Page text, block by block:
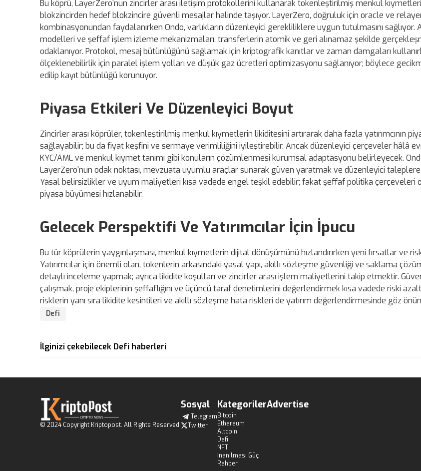
Bu köprü, LayerZero'nun zincirler arası iletişim protokollerini kullanarak tokenleştirilmiş menkul
blokzincirden hedef blokzincire güvenli mesajlar halinde taşıyor. LayerZero, doğruluk için oracle ve
kombinasyonundan faydalanırken Ondo, varlıkların düzenleyici gerekliliklere uygun tutulmasını sağlıyor.
modelleri ve şeffaf işlem izleme mekanizmaları, transferlerin atomik ve geri alınamaz şekilde
odaklanıyor. Protokol, mesaj bütünlüğünü sağlamak için kriptografik kanıtlar ve zaman damgaları
ölçeklenebilirlik için paralel işlem yolları ve düşük gaz ücretleri optimizasyonu sağlanıyor; böylece
edilip kayıt bütünlüğü korunuyor.
Piyasa Etkileri Ve Düzenleyici Boyut
Zincirler arası köprüler, tokenleştirilmiş menkul kıymetlerin likiditesini artırarak daha fazla yatırımcının
sağlayabilir; bu da fiyat keşfini ve sermaye verimliliğini iyileştirebilir. Ancak düzenleyici çerçeveler hâlâ
KYC/AML ve menkul kıymet tanımı gibi konuların çözümlenmesi kurumsal adaptasyonu belirleyecek.
LayerZero'nun odak noktası, mevzuata uyumlu araçlar sunarak güven yaratmak ve düzenleyici taleplere
Yasal belirsizlikler ve uyum maliyetleri kısa vadede engel teşkil edebilir; fakat şeffaf politika çerçeveleri
piyasa büyümesi hızlanabilir.
Gelecek Perspektifi Ve Yatırımcılar İçin İpucu
Bu tür köprülerin yaygınlaşması, menkul kıymetlerin dijital dönüşümünü hızlandırırken yeni fırsatlar ve
Yatırımcılar için önemli olan, tokenlerin arkasındaki yasal yapı, akıllı sözleşme güvenliği ve saklama
detaylı inceleme yapmak; ayrıca likidite koşulları ve zincirler arası işlem maliyetlerini takip etmektir.
çalışmak, proje ekiplerinin şeffaflığını ve üçüncü taraf denetimlerini değerlendirmek kısa vadede riski
risklerin yanı sıra likidite kesintileri ve akıllı sözleşme hata riskleri de yatırım değerlendirmesinde göz
Defi
İlginizi çekebilecek Defi haberleri
© 2024 Copyright Kriptopost. All Rights Reserved.
Sosyal
Telegram
Twitter
Kategoriler
Bitcoin
Ethereum
Altcoin
Defi
NFT
İnanılması Güç
Rehber
Advertise